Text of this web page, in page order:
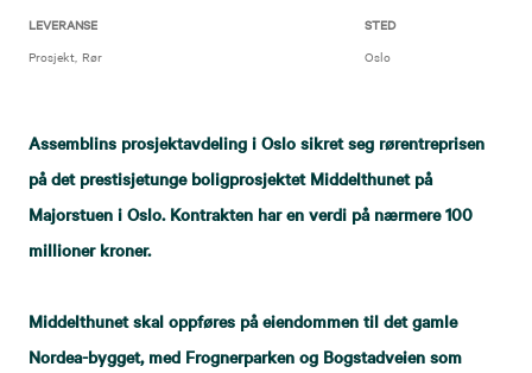
LEVERANSE
Prosjekt Rør
STED
Oslo
Assemblins prosjektavdeling i Oslo sikret seg rørentreprisen
på det prestisjetunge boligprosjektet Middelthunet på
Majorstuen i Oslo. Kontrakten har en verdi på nærmere 100
millioner kroner.
Middelthunet skal oppføres på eiendommen til det gamle
Nordea-bygget, med Frognerparken og Bogstadveien som